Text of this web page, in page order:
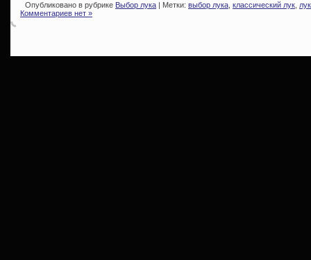
Опубликовано в рубрике Выбор лука | Метки: выбор лука классический лук лук
Комментариев нет »